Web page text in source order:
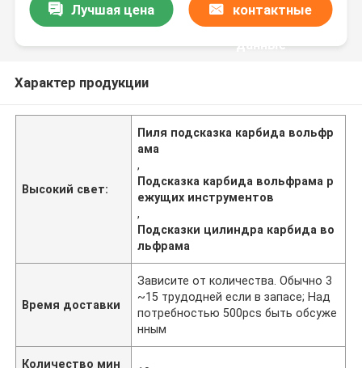
Лучшая цена контактные
данные
Характер продукции
Высокий свет:
Пиля подсказка карбида вольфр
ама
,
Подсказка карбида вольфрама р
ежущих инструментов
,
Подсказки цилиндра карбида во
льфрама
Время доставки
Зависите от количества. Обычно 3
~15 трудодней если в запасе; Над
потребностью 500pcs быть обсуже
нным
Количество мин